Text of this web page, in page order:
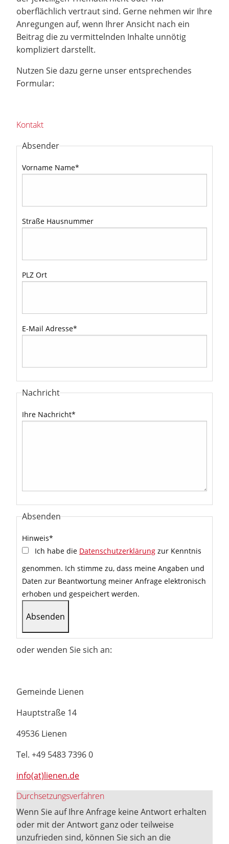
oberflächlich vertraut sind. Gerne nehmen wir Ihre
Anregungen auf, wenn Ihrer Ansicht nach ein
Beitrag die zu vermittelnden Inhalte unnötig
kompliziert darstellt.
Nutzen Sie dazu gerne unser entsprechendes
Formular:
Kontakt
Absender
Vorname Name*
Straße Hausnummer
PLZ Ort
E-Mail Adresse*
Nachricht
Ihre Nachricht*
Absenden
Hinweis*
Ich habe die Datenschutzerklärung zur Kenntnis
genommen. Ich stimme zu, dass meine Angaben und
Daten zur Beantwortung meiner Anfrage elektronisch
erhoben und gespeichert werden.
oder wenden Sie sich an:
Gemeinde Lienen
Hauptstraße 14
49536 Lienen
Tel. +49 5483 7396 0
info(at)lienen.de
Durchsetzungsverfahren
Wenn Sie auf Ihre Anfrage keine Antwort erhalten
oder mit der Antwort ganz oder teilweise
unzufrieden sind, können Sie sich an die